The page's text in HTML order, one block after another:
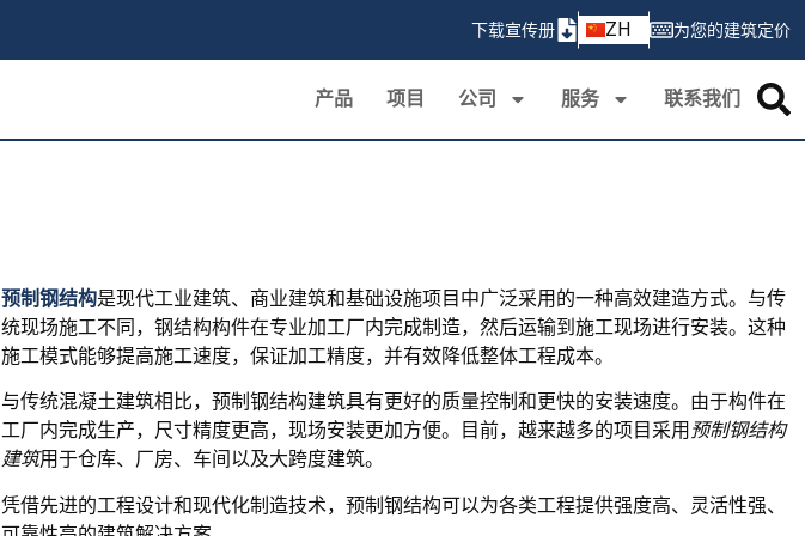
下载宣传册 ZH
PT
为您的建筑定价
产品 项目 公司 服务 联系我们
预制钢结构是现代工业建筑、商业建筑和基础设施项目中广泛采用的一种高效建造方式。与传
统现场施工不同，钢结构构件在专业加工厂内完成制造，然后运输到施工现场进行安装。这种
施工模式能够提高施工速度，保证加工精度，并有效降低整体工程成本。
与传统混凝土建筑相比，预制钢结构建筑具有更好的质量控制和更快的安装速度。由于构件在
工厂内完成生产，尺寸精度更高，现场安装更加方便。目前，越来越多的项目采用 预制钢结构
建筑用于仓库、厂房、车间以及大跨度建筑。
凭借先进的工程设计和现代化制造技术，预制钢结构可以为各类工程提供强度高、灵活性强、